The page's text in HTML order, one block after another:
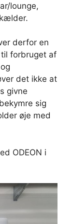
lounge,
derfor en
forbruget af
det ikke at
givne
sig
øje med
ODEON i